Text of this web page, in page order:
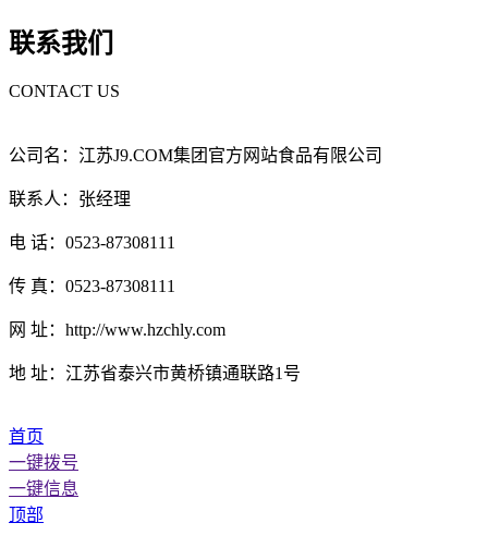
联系我们
CONTACT US
公司名：江苏J9.COM集团官方网站食品有限公司
联系人：张经理
电 话：0523-87308111
传 真：0523-87308111
网 址：http://www.hzchly.com
地 址：江苏省泰兴市黄桥镇通联路1号
首页
一键拨号
一键信息
顶部